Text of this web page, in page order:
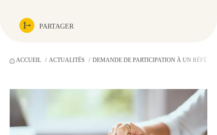
PARTAGER
ACCUEIL ACTUALITÉS DEMANDE DE PARTICIPATION À UN